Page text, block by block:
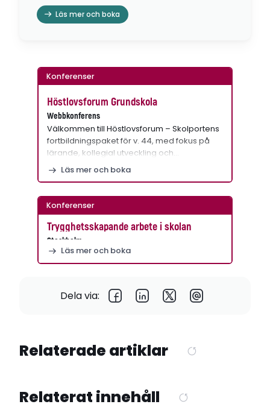
Läs mer och boka
Konferenser
Höstlovsforum Grundskola
Webbkonferens
Välkommen till Höstlovsforum – Skolportens
fortbildningspaket för v. 44, med fokus på
lärande, kollegial utveckling och…
Läs mer och boka
Konferenser
Trygghetsskapande arbete i skolan
Stockholm
Läs mer och boka
Dela via:
Relaterade artiklar
Relaterat innehåll